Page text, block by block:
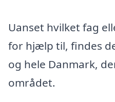
Uanset hvilket fag
for hjælp til, findes
og hele Danmark,
området.